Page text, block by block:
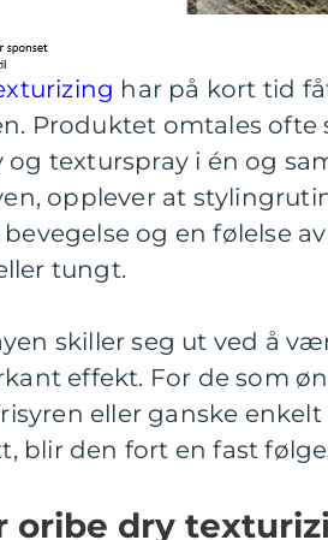
har på kort tid
Produktet omtales
og texturspray i én og
opplever at
og en følelse
tungt.
skiller seg ut ved å
effekt. For de som
eller ganske
blir den fort en fast
oribe dry